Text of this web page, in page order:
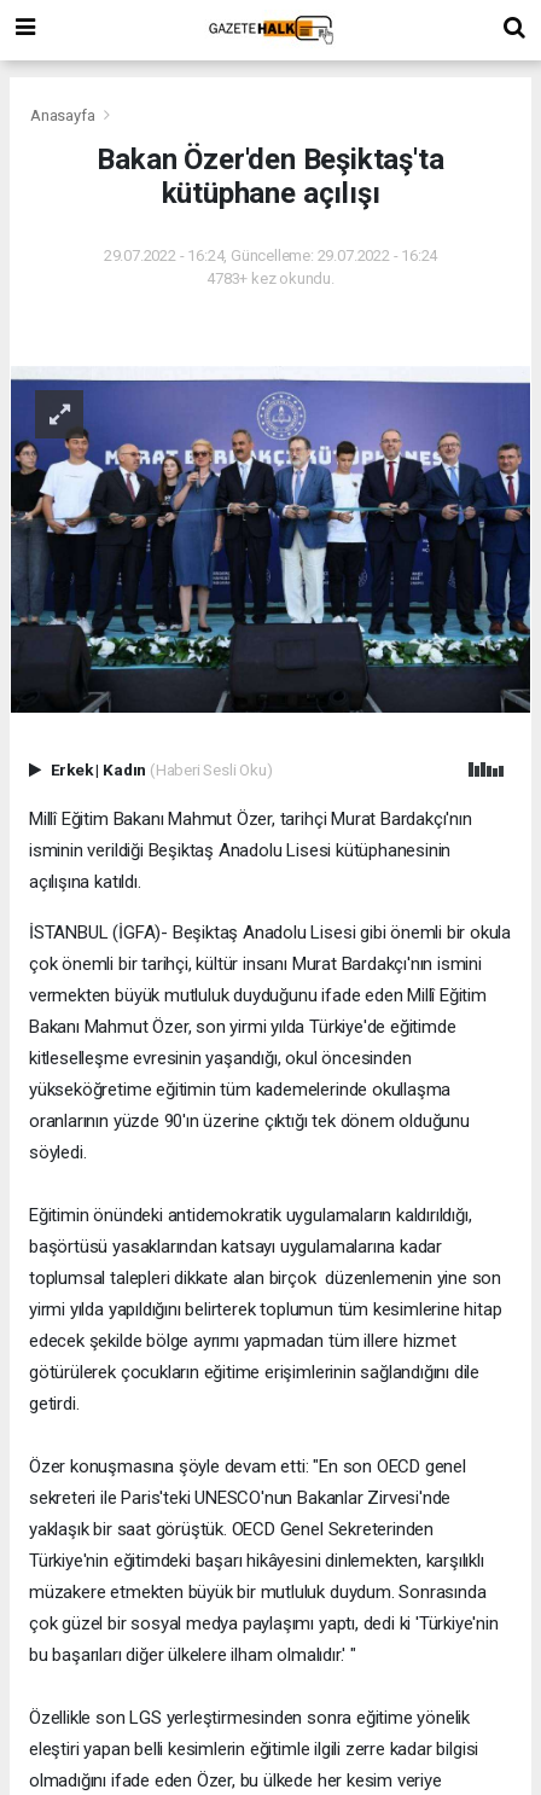
Anasayfa
Bakan Özer'den Beşiktaş'ta
kütüphane açılışı
29.07.2022 - 16:24, Güncelleme: 29.07.2022 - 16:24
4783+ kez okundu.
Erkek| Kadın (Haberi Sesli Oku)
Millî Eğitim Bakanı Mahmut Özer, tarihçi Murat Bardakçı'nın
isminin verildiği Beşiktaş Anadolu Lisesi kütüphanesinin
açılışına katıldı.
İSTANBUL (İGFA)- Beşiktaş Anadolu Lisesi gibi önemli bir okula
çok önemli bir tarihçi, kültür insanı Murat Bardakçı'nın ismini
vermekten büyük mutluluk duyduğunu ifade eden Millî Eğitim
Bakanı Mahmut Özer, son yirmi yılda Türkiye'de eğitimde
kitleselleşme evresinin yaşandığı, okul öncesinden
yükseköğretime eğitimin tüm kademelerinde okullaşma
oranlarının yüzde 90'ın üzerine çıktığı tek dönem olduğunu
söyledi.
Eğitimin önündeki antidemokratik uygulamaların kaldırıldığı,
başörtüsü yasaklarından katsayı uygulamalarına kadar
toplumsal talepleri dikkate alan birçok düzenlemenin yine son
yirmi yılda yapıldığını belirterek toplumun tüm kesimlerine hitap
edecek şekilde bölge ayrımı yapmadan tüm illere hizmet
götürülerek çocukların eğitime erişimlerinin sağlandığını dile
getirdi.
Özer konuşmasına şöyle devam etti: "En son OECD genel
sekreteri ile Paris'teki UNESCO'nun Bakanlar Zirvesi'nde
yaklaşık bir saat görüştük. OECD Genel Sekreterinden
Türkiye'nin eğitimdeki başarı hikâyesini dinlemekten, karşılıklı
müzakere etmekten büyük bir mutluluk duydum. Sonrasında
çok güzel bir sosyal medya paylaşımı yaptı, dedi ki 'Türkiye'nin
bu başarıları diğer ülkelere ilham olmalıdır.' "
Özellikle son LGS yerleştirmesinden sonra eğitime yönelik
eleştiri yapan belli kesimlerin eğitimle ilgili zerre kadar bilgisi
olmadığını ifade eden Özer, bu ülkede her kesim veriye